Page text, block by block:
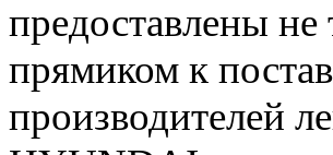
предоставлены не
прямиком к
производителей